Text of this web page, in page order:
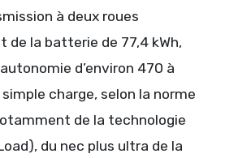
à deux roues
de la batterie de 77,4 kWh,
d’environ 470 à
charge, selon la norme
de la technologie
du nec plus ultra de la